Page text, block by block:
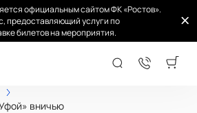
официальным сайтом ФК «Ростов».
предоставляющий услуги по
билетов на мероприятия.
вничью